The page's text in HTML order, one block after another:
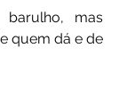
barulho, mas
quem dá e de